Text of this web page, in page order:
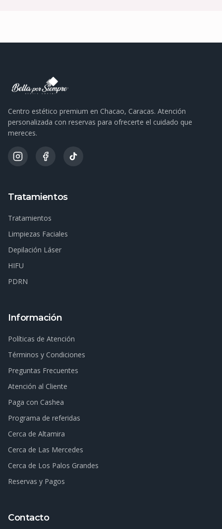
Centro estético premium en Chacao, Caracas. Atención
personalizada con reservas para ofrecerte el cuidado que
mereces.
Tratamientos
Tratamientos
Limpiezas Faciales
Depilación Láser
HIFU
PDRN
Información
Políticas de Atención
Términos y Condiciones
Preguntas Frecuentes
Atención al Cliente
Paga con Cashea
Programa de referidas
Cerca de Altamira
Cerca de Las Mercedes
Cerca de Los Palos Grandes
Reservas y Pagos
Contacto